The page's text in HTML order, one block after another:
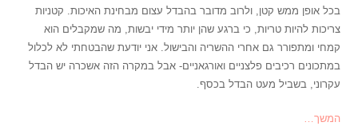
בכל אופן ממש קטן, ולרוב מדובר בהבדל עצום מבחינת האיכות. קטניות
צריכות להיות טריות, כי ברגע שהן יותר מידי יבשות, מה שמקבלים הוא
קמחי ומתפורר גם אחרי ההשריה והבישול. אני יודעת שהבטחתי לא לכלול
במתכונים רכיבים פלצניים ואורגאניים- אבל במקרה הזה אשכרה יש הבדל
עקרוני, בשביל מעט הבדל בכסף.
המשך…